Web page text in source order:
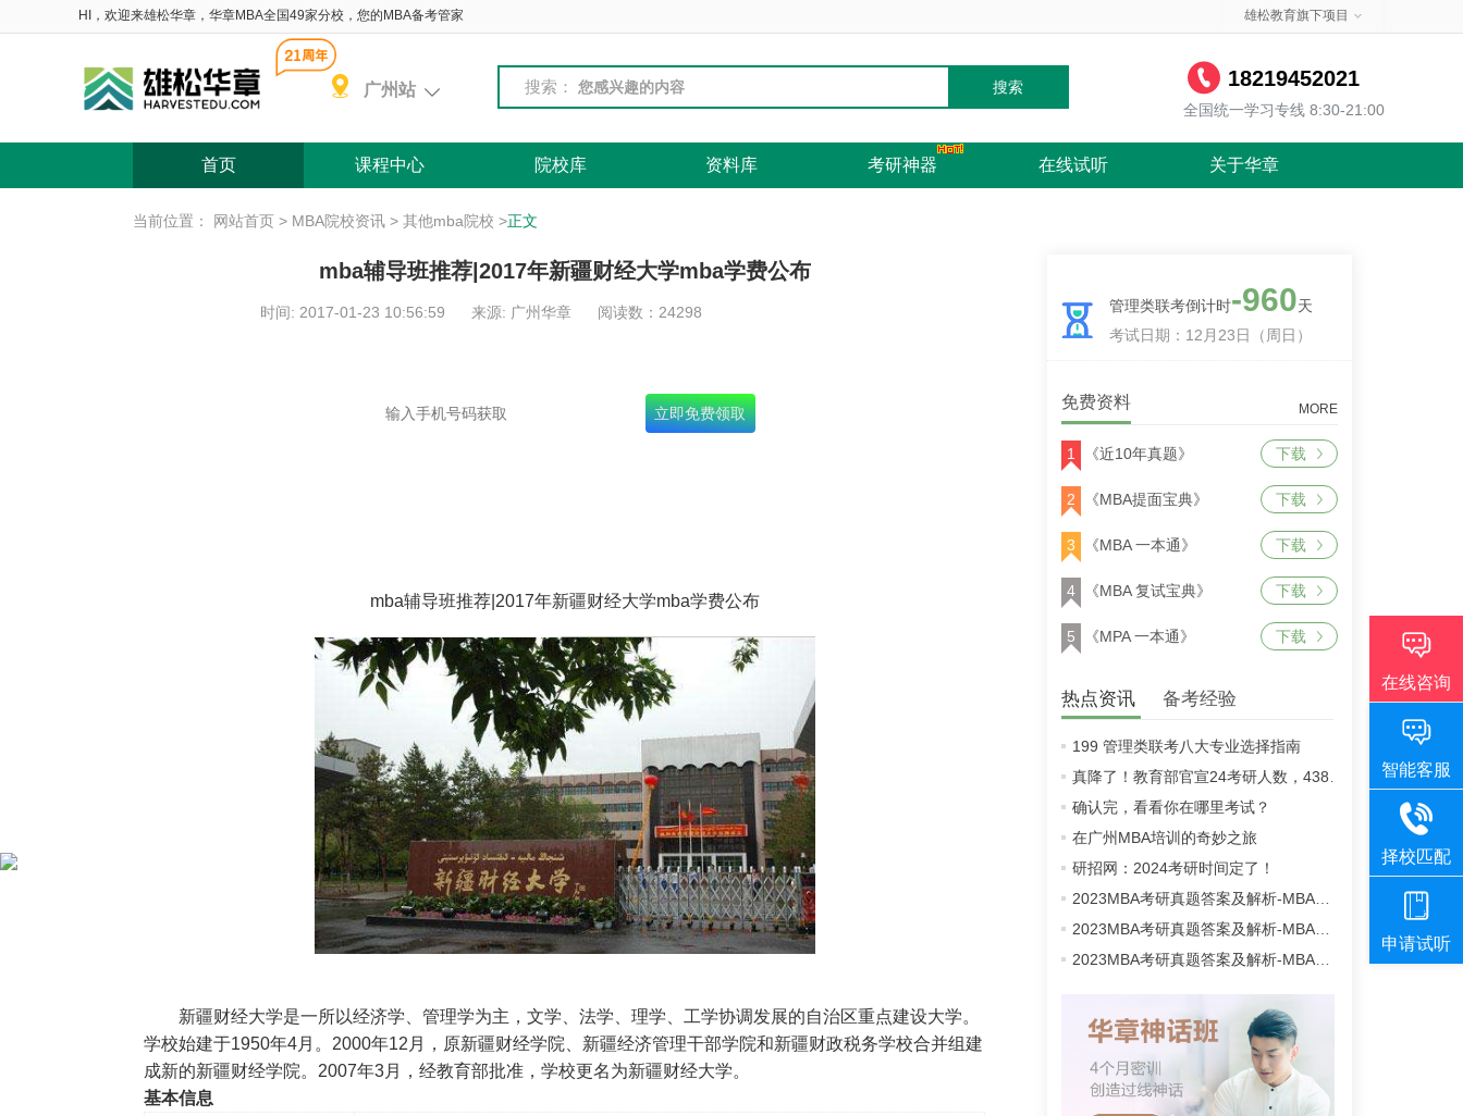
HI，欢迎来雄松华章，华章MBA全国49家分校，您的MBA备考管家 雄松教育旗下项目
广州站 搜索： 搜索 18219452021
全国统一学习专线 8:30-21:00
首页 课程中心 院校库 资料库 考研神器 在线试听 关于华章
当前位置： 网站首页 > MBA院校资讯 > 其他mba院校 >正文
mba辅导班推荐|2017年新疆财经大学mba学费公布
时间: 2017-01-23 10:56:59 来源: 广州华章 阅读数： 24298
mba辅导班推荐|2017年新疆财经大学mba学费公布
新疆财经大学是一所以经济学、管理学为主，文学、法学、理学、工学协调发展的自治区重点建设大学。
学校始建于1950年4月。2000年12月，原新疆财经学院、新疆经济管理干部学院和新疆财政税务学校合并组建
成新的新疆财经学院。2007年3月，经教育部批准，学校更名为新疆财经大学。
基本信息
管理类联考倒计时-960天
考试日期：12月23日（周日）
免费资料 MORE
1 《近10年真题》 下载
2 《MBA提面宝典》 下载
3 《MBA 一本通》 下载
4 《MBA 复试宝典》 下载
5 《MPA 一本通》 下载
热点资讯 备考经验
199 管理类联考八大专业选择指南
真降了！教育部官宣24考研人数，438万！
确认完，看看你在哪里考试？
在广州MBA培训的奇妙之旅
研招网：2024考研时间定了！
2023MBA考研真题答案及解析-MBA英语二真题解析（雄松华章文字版）
2023MBA考研真题答案及解析-MBA数学真题解析（雄松华章文字版）
2023MBA考研真题答案及解析-MBA逻辑真题解析（雄松华章文字版）